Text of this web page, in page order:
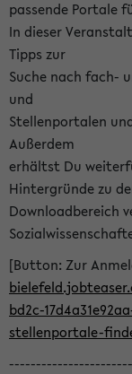
passende Portale
In dieser
Tipps zur
Suche nach fach-
und
Stellenportalen
Außerdem
erhältst Du
Hintergründe zu
Downloadbereich
[Button: Zur
bd2c-
stellenportale-